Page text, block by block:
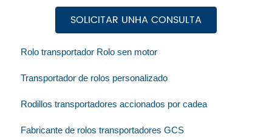
SOLICITAR UNHA CONSULTA
Rolo transportador Rolo sen motor
Transportador de rolos personalizado
Rodillos transportadores accionados por cadea
Fabricante de rolos transportadores GCS